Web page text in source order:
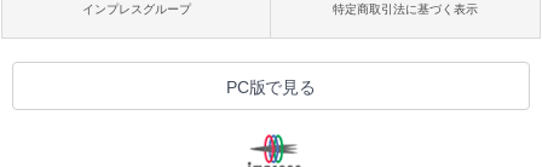
インプレスグループ 特定商取引法に基づく表示
PC版で見る